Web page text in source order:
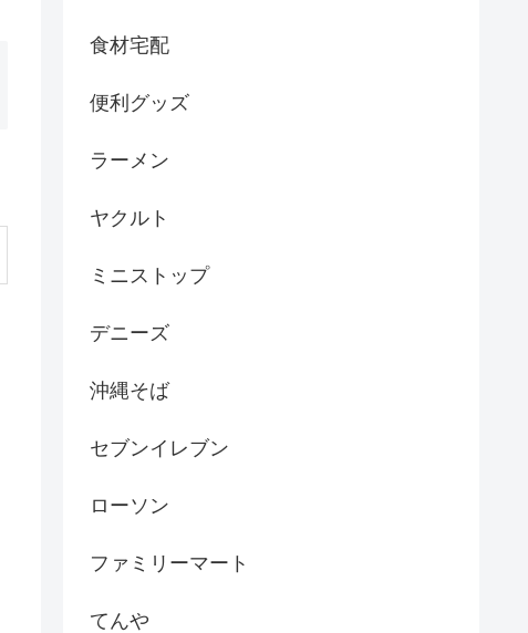
食材宅配
便利グッズ
ラーメン
ヤクルト
ミニストップ
デニーズ
沖縄そば
セブンイレブン
ローソン
ファミリーマート
てんや